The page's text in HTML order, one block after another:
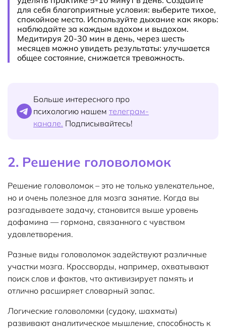
для себя благоприятные условия: выберите тихое,
спокойное место. Используйте дыхание как якорь:
наблюдайте за каждым вдохом и выдохом.
Медитируя 20-30 мин в день, через шесть
месяцев можно увидеть результаты: улучшается
общее состояние, снижается тревожность.
Больше интересного про
психологию нашем телеграм-
канале. Подписывайтесь!
2. Решение головоломок
Решение головоломок – это не только увлекательное,
но и очень полезное для мозга занятие. Когда вы
разгадываете задачу, становится выше уровень
дофамина — гормона, связанного с чувством
удовлетворения.
Разные виды головоломок задействуют различные
участки мозга. Кроссворды, например, охватывают
поиск слов и фактов, что активизирует память и
отлично расширяет словарный запас.
Логические головоломки (судоку, шахматы)
развивают аналитическое мышление, способность к